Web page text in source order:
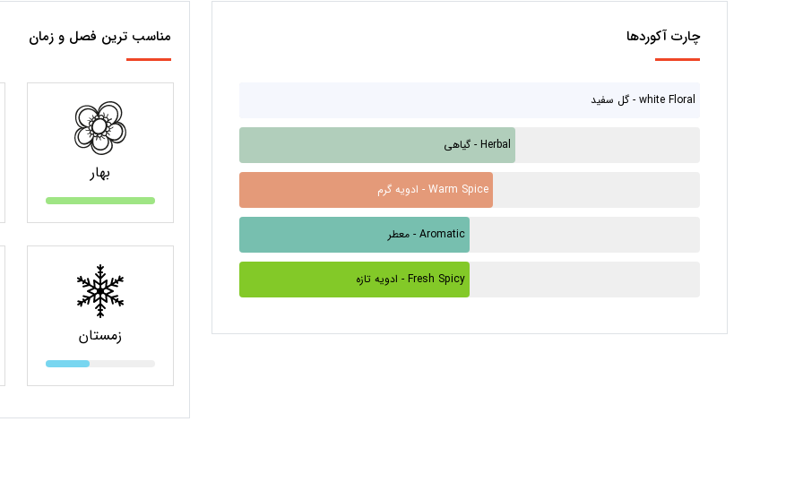
چارت آکوردها
گل سفید - white Floral
گیاهی - Herbal
ادویه گرم - Warm Spice
معطر - Aromatic
ادویه تازه - Fresh Spicy
مناسب ترین فصل و زمان
بهار
زمستان